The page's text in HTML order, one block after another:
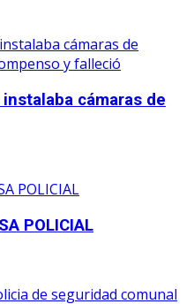
cámaras de
POLICIAL